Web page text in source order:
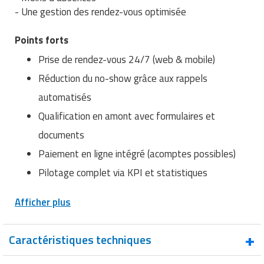
Matériel de musculation
Vêtement sportif
Rôtisserie professionnelle
Sautause professionnelle
Table de cuisson professionnelle
Tables de préparation réfrigérées
Ustensile de cuisine
Vaisselle restaurant
Vitrines réfrigérées
- Une gestion des rendez-vous optimisée
Points forts
Prise de rendez-vous 24/7 (web & mobile)
Réduction du no-show grâce aux rappels
automatisés
Qualification en amont avec formulaires et
documents
Paiement en ligne intégré (acomptes possibles)
Pilotage complet via KPI et statistiques
Afficher plus
Caractéristiques techniques